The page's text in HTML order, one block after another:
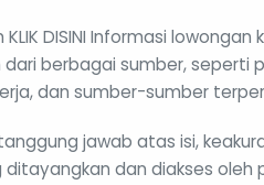
KLIK DISINI Informasi
berbagai sumber, seperti
dan sumber-sumber
jawab atas isi,
dan diakses oleh